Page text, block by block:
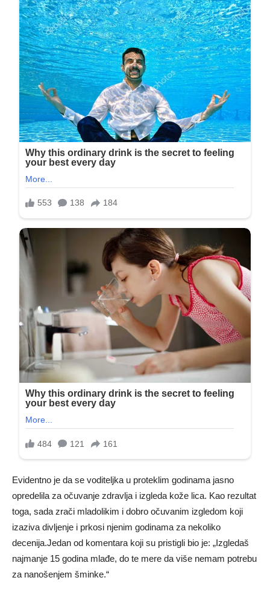
Evidentno je da se voditeljka u proteklim godinama jasno
opredelila za očuvanje zdravlja i izgleda kože lica. Kao rezultat
toga, sada zrači mladolikim i dobro očuvanim izgledom koji
izaziva divljenje i prkosi njenim godinama za nekoliko
decenija.Jedan od komentara koji su pristigli bio je: „Izgledaš
najmanje 15 godina mlađe, do te mere da više nemam potrebu
za nanošenjem šminke.“